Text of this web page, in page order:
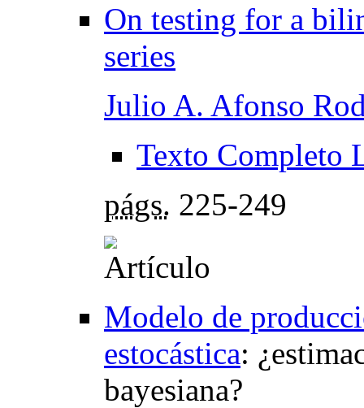
On testing for a
series
Julio A. Afonso
Texto Completo
págs. 225-249
Modelo de
estocástica:
bayesiana?